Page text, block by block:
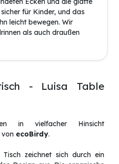
für Kinder, und das
leicht bewegen. Wir
als auch draußen
- Luisa Table
in vielfacher Hinsicht
von ecoBirdy.
Tisch zeichnet sich durch ein